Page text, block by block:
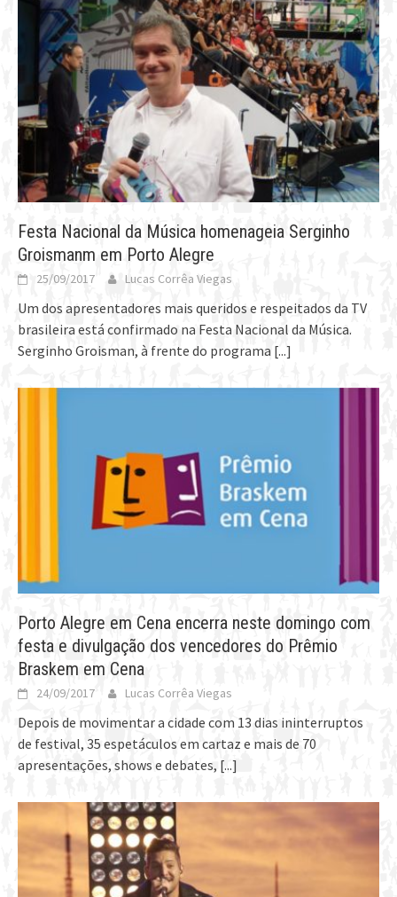
Festa Nacional da Música homenageia Serginho
Groismanm em Porto Alegre
25/09/2017 Lucas Corrêa Viegas
Um dos apresentadores mais queridos e respeitados da TV
brasileira está confirmado na Festa Nacional da Música.
Serginho Groisman, à frente do programa [...]
Porto Alegre em Cena encerra neste domingo com
festa e divulgação dos vencedores do Prêmio
Braskem em Cena
24/09/2017 Lucas Corrêa Viegas
Depois de movimentar a cidade com 13 dias ininterruptos
de festival, 35 espetáculos em cartaz e mais de 70
apresentações, shows e debates, [...]